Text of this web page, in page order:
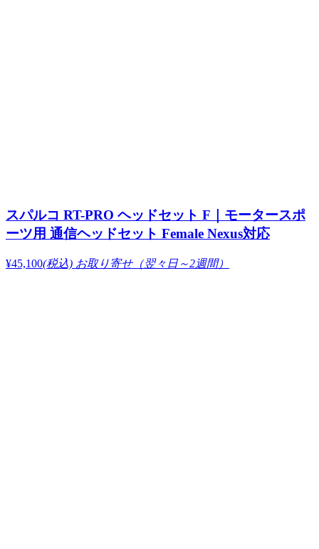
スパルコ RT-PRO ヘッドセット F｜モータースポ
ーツ用 通信ヘッドセット Female Nexus対応
¥45,100(税込) お取り寄せ（翌々日～2週間）